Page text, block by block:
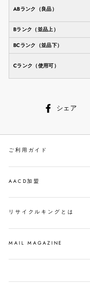
ABランク（良品）
Bランク（並品上）
BCランク（並品下）
Cランク（使用可）
シェア
ご利用ガイド
AACD加盟
リサイクルキングとは
MAIL MAGAZINE